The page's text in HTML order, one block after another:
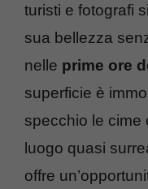
turisti e fotografi
sua bellezza
nelle prime ore
superficie è
specchio le cime
luogo quasi
offre